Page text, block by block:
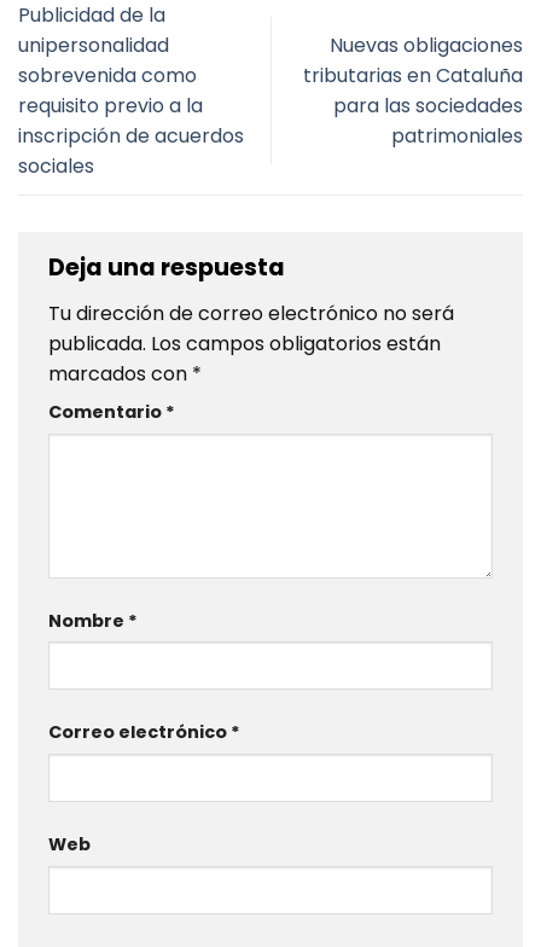
Publicidad de la
unipersonalidad
sobrevenida como
requisito previo a la
inscripción de acuerdos
sociales
Nuevas obligaciones
tributarias en Cataluña
para las sociedades
patrimoniales
Deja una respuesta
Tu dirección de correo electrónico no será
publicada. Los campos obligatorios están
marcados con *
Comentario *
Nombre *
Correo electrónico *
Web